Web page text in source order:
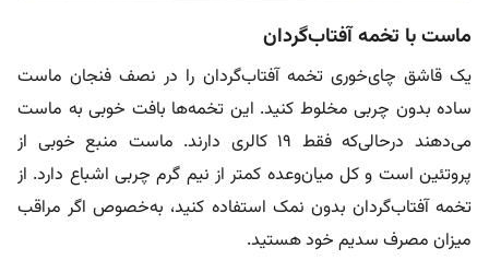
ماست با تخمه آفتاب‌گردان
یک قاشق چای‌خوری تخمه آفتاب‌گردان را در نصف فنجان ماست
ساده بدون چربی مخلوط کنید. این تخمه‌ها بافت خوبی به ماست
می‌دهند درحالی‌که فقط ۱۹ کالری دارند. ماست منبع خوبی از
پروتئین است و کل میان‌وعده کمتر از نیم گرم چربی اشباع دارد. از
تخمه آفتاب‌گردان بدون نمک استفاده کنید، به‌خصوص اگر مراقب
میزان مصرف سدیم خود هستید.